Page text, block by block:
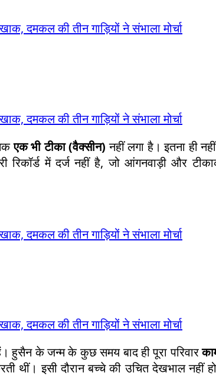
दमकल की तीन गाड़ियों ने संभाला मोर्चा
दमकल की तीन गाड़ियों ने संभाला मोर्चा
एक भी टीका (वैक्सीन) नहीं लगा है। इतना ही
रिकॉर्ड में दर्ज नहीं है, जो आंगनवाड़ी और
दमकल की तीन गाड़ियों ने संभाला मोर्चा
दमकल की तीन गाड़ियों ने संभाला मोर्चा
हुसैन के जन्म के कुछ समय बाद ही पूरा परिवार
थीं। इसी दौरान बच्चे की उचित देखभाल नहीं